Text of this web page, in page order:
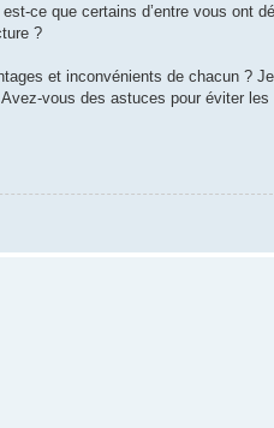
ce que certains d’entre vous ont
?
et inconvénients de chacun ? Je
vous des astuces pour éviter les